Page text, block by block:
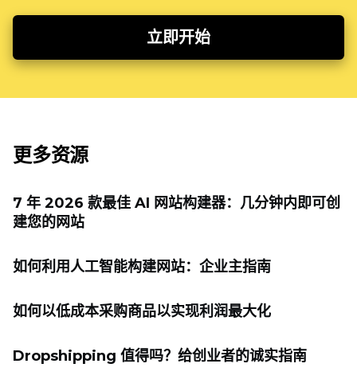
立即开始
更多资源
7 年 2026 款最佳 AI 网站构建器：几分钟内即可创
建您的网站
如何利用人工智能构建网站：企业主指南
如何以低成本采购商品以实现利润最大化
Dropshipping 值得吗？给创业者的诚实指南